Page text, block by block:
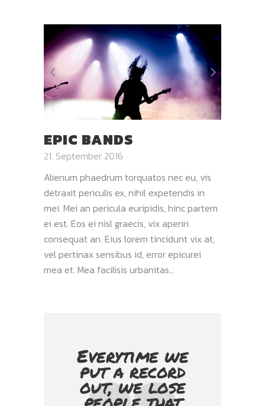
EPIC BANDS
21. September 2016
Alienum phaedrum torquatos nec eu, vis
detraxit periculis ex, nihil expetendis in
mei. Mei an pericula euripidis, hinc partem
ei est. Eos ei nisl graecis, vix aperiri
consequat an. Eius lorem tincidunt vix at,
vel pertinax sensibus id, error epicurei
mea et. Mea facilisis urbanitas...
Everytime we
put a record
out, we lose